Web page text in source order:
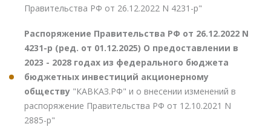
Правительства РФ от 26.12.2022 N 4231-р"
Распоряжение Правительства РФ от 26.12.2022 N
4231-р (ред. от 01.12.2025) О предоставлении в
2023 - 2028 годах из федерального бюджета
бюджетных инвестиций акционерному
обществу "КАВКАЗ.РФ" и о внесении изменений в
распоряжение Правительства РФ от 12.10.2021 N
2885-р"